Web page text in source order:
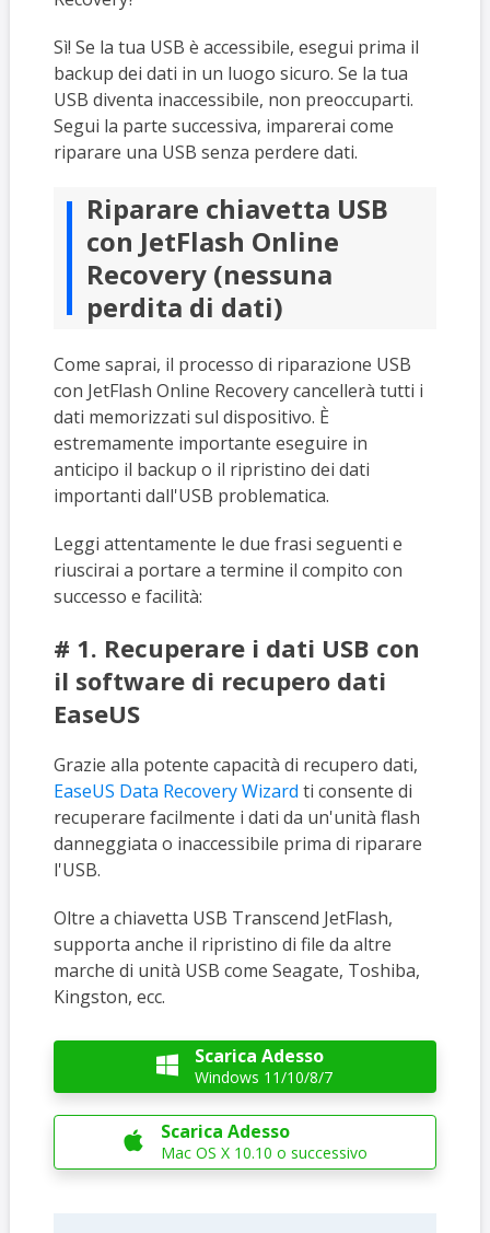
Sì! Se la tua USB è accessibile, esegui prima il
backup dei dati in un luogo sicuro. Se la tua
USB diventa inaccessibile, non preoccuparti.
Segui la parte successiva, imparerai come
riparare una USB senza perdere dati.
Riparare chiavetta USB
con JetFlash Online
Recovery (nessuna
perdita di dati)
Come saprai, il processo di riparazione USB
con JetFlash Online Recovery cancellerà tutti i
dati memorizzati sul dispositivo. È
estremamente importante eseguire in
anticipo il backup o il ripristino dei dati
importanti dall'USB problematica.
Leggi attentamente le due frasi seguenti e
riuscirai a portare a termine il compito con
successo e facilità:
# 1. Recuperare i dati USB con
il software di recupero dati
EaseUS
Grazie alla potente capacità di recupero dati,
EaseUS Data Recovery Wizard ti consente di
recuperare facilmente i dati da un'unità flash
danneggiata o inaccessibile prima di riparare
l'USB.
Oltre a chiavetta USB Transcend JetFlash,
supporta anche il ripristino di file da altre
marche di unità USB come Seagate, Toshiba,
Kingston, ecc.
 Scarica Adesso
Windows 11/10/8/7
 Scarica Adesso
Mac OS X 10.10 o successivo